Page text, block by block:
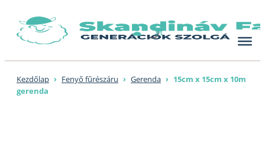
content
Kezdőlap › Fenyő fűrészáru › Gerenda › 15cm x 15cm x 10m
gerenda